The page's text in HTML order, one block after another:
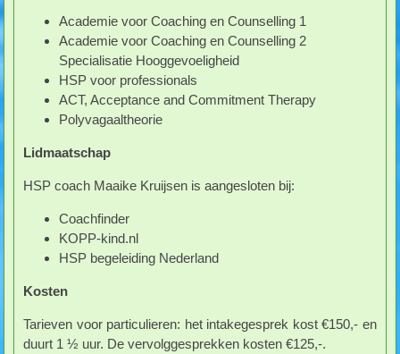
Academie voor Coaching en Counselling 1
Academie voor Coaching en Counselling 2
Specialisatie Hooggevoeligheid
HSP voor professionals
ACT, Acceptance and Commitment Therapy
Polyvagaaltheorie
Lidmaatschap
HSP coach Maaike Kruijsen is aangesloten bij:
Coachfinder
KOPP-kind.nl
HSP begeleiding Nederland
Kosten
Tarieven voor particulieren: het intakegesprek kost €150,- en
duurt 1 ½ uur. De vervolggesprekken kosten €125,-.